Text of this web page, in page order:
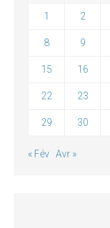
1 2
8 9
15 16
22 23
29 30
« Fév Avr »